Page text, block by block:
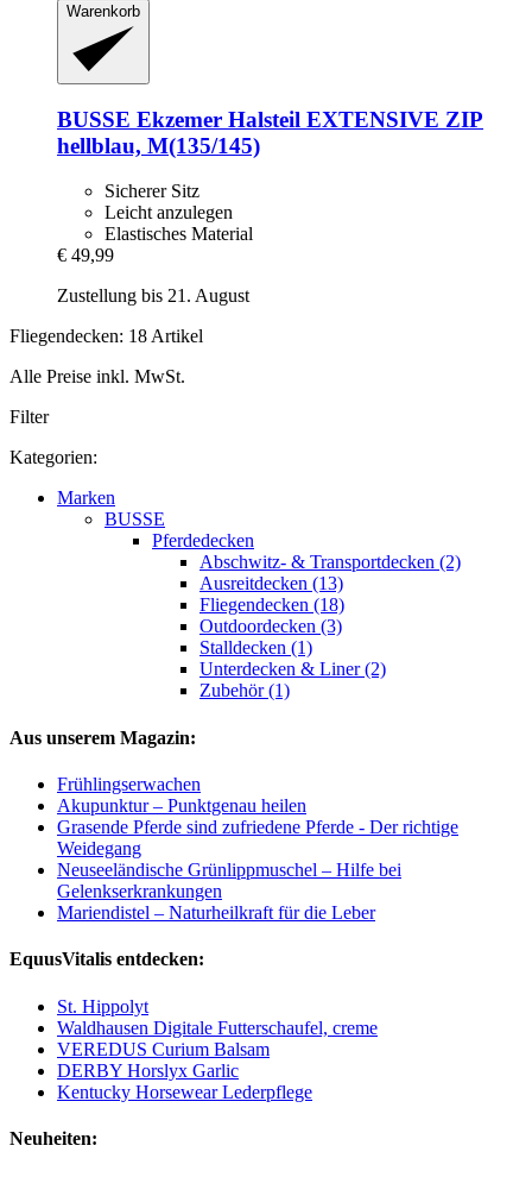
Warenkorb
BUSSE Ekzemer Halsteil EXTENSIVE ZIP
hellblau, M(135/145)
Sicherer Sitz
Leicht anzulegen
Elastisches Material
€ 49,99
Zustellung bis 21. August
Fliegendecken: 18 Artikel
Alle Preise inkl. MwSt.
Filter
Kategorien:
Marken
BUSSE
Pferdedecken
Abschwitz- & Transportdecken (2)
Ausreitdecken (13)
Fliegendecken (18)
Outdoordecken (3)
Stalldecken (1)
Unterdecken & Liner (2)
Zubehör (1)
Aus unserem Magazin:
Frühlingserwachen
Akupunktur – Punktgenau heilen
Grasende Pferde sind zufriedene Pferde - Der richtige
Weidegang
Neuseeländische Grünlippmuschel – Hilfe bei
Gelenkserkrankungen
Mariendistel – Naturheilkraft für die Leber
EquusVitalis entdecken:
St. Hippolyt
Waldhausen Digitale Futterschaufel, creme
VEREDUS Curium Balsam
DERBY Horslyx Garlic
Kentucky Horsewear Lederpflege
Neuheiten: